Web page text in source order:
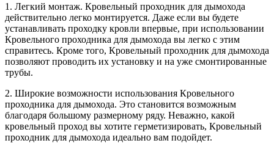
1. Легкий монтаж. Кровельный проходник для дымохода
действительно легко монтируется. Даже если вы будете
устанавливать проходку кровли впервые, при использовании
Кровельного проходника для дымохода вы легко с этим
справитесь. Кроме того, Кровельный проходник для дымохода
позволяют проводить их установку и на уже смонтированные
трубы.
2. Широкие возможности использования Кровельного
проходника для дымохода. Это становится возможным
благодаря большому размерному ряду. Неважно, какой
кровельный проход вы хотите герметизировать, Кровельный
проходник для дымохода идеально вам подойдет.